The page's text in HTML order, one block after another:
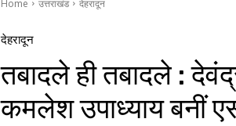
Home उत्तराखंड देहरादून
देहरादून
तबादले ही तबादले :
कमलेश उपाध्याय बनीं